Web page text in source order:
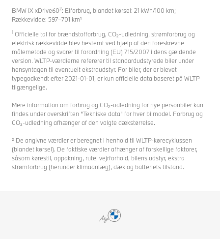
BMW iX xDrive602: Elforbrug, blandet kørsel: 21 kWh/100 km;
Rækkevidde: 597–701 km¹
1 Officielle tal for brændstofforbrug, CO₂-udledning, strømforbrug og
elektrisk rækkevidde blev bestemt ved hjælp af den foreskrevne
målemetode og svarer til forordning (EU) 715/2007 i dens gældende
version. WLTP-værdierne refererer til standardudstyrede biler under
hensyntagen til eventuelt ekstraudstyr. For biler, der er blevet
typegodkendt efter 2021-01-01, er kun officielle data baseret på WLTP
tilgængelige.
Mere information om forbrug og CO₂-udledning for nye personbiler kan
findes under overskriften "Tekniske data" for hver bilmodel. Forbrug og
CO₂-udledning afhænger af den valgte dækstørrelse.
² De angivne værdier er beregnet i henhold til WLTP-kørecyklussen
(blandet kørsel). De faktiske værdier afhænger af forskellige faktorer,
såsom kørestil, oppakning, rute, vejrforhold, bilens udstyr, ekstra
strømforbrug (herunder klimaanlæg), dæk og batteriets tilstand.